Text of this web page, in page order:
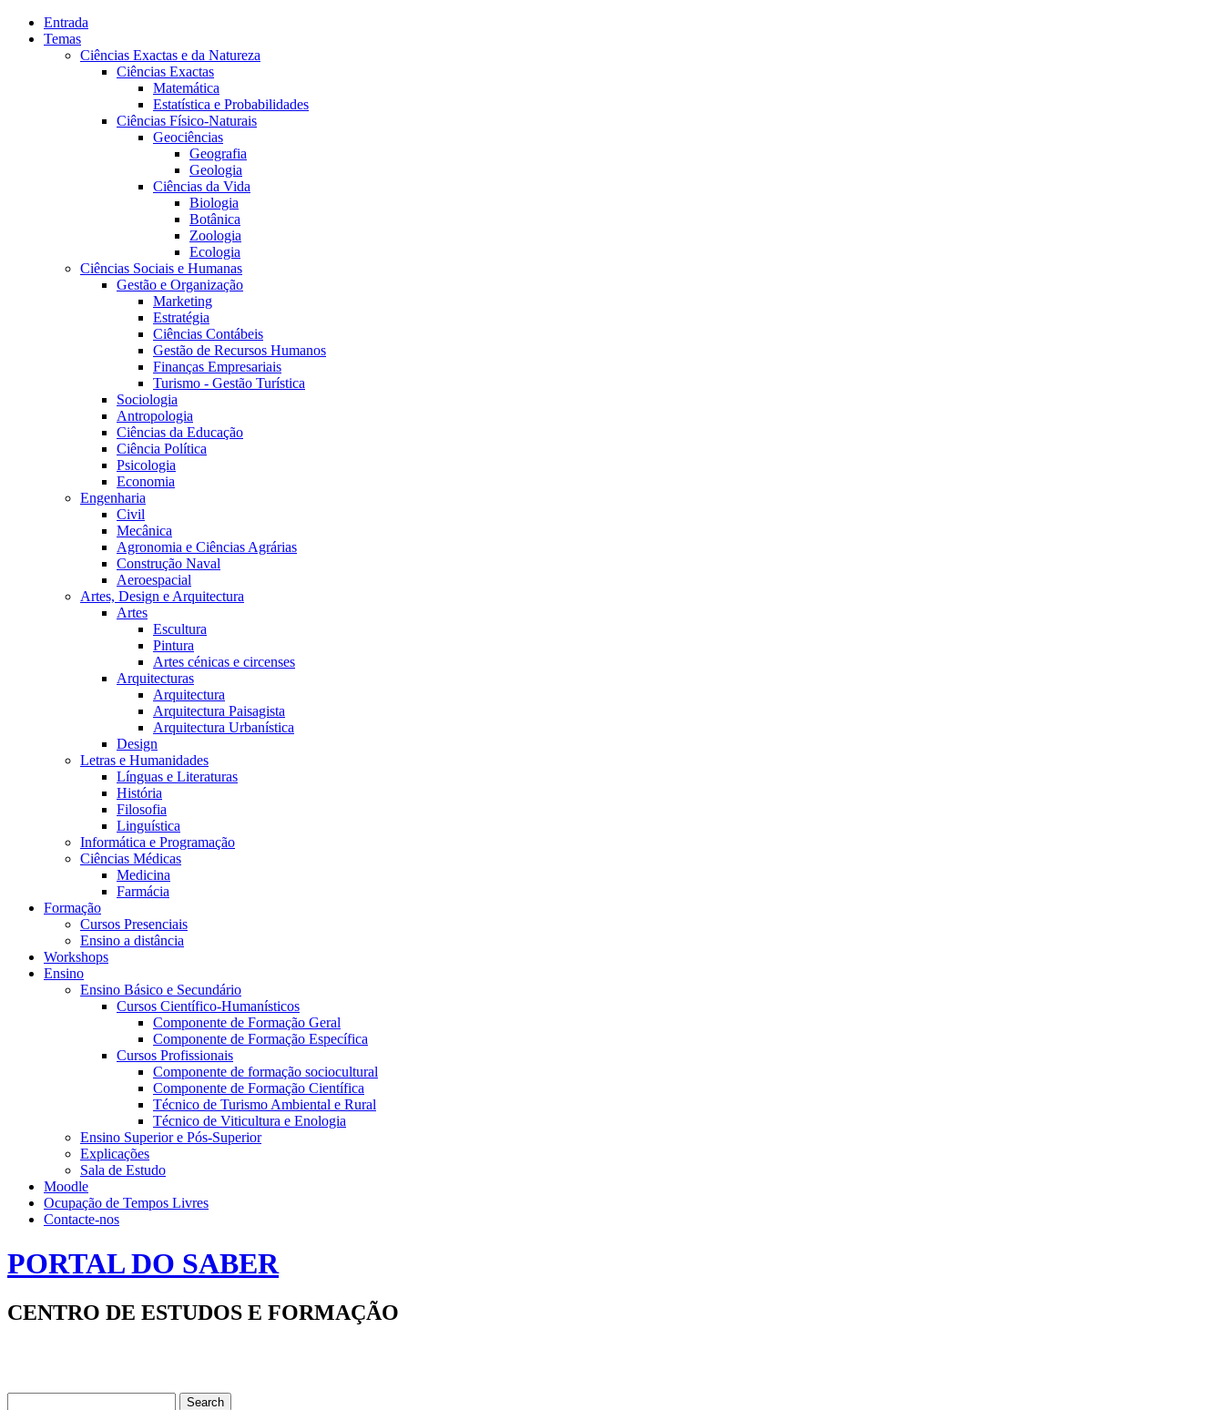
Entrada
Temas
Ciências Exactas e da Natureza
Ciências Exactas
Matemática
Estatística e Probabilidades
Ciências Físico-Naturais
Geociências
Geografia
Geologia
Ciências da Vida
Biologia
Botânica
Zoologia
Ecologia
Ciências Sociais e Humanas
Gestão e Organização
Marketing
Estratégia
Ciências Contábeis
Gestão de Recursos Humanos
Finanças Empresariais
Turismo - Gestão Turística
Sociologia
Antropologia
Ciências da Educação
Ciência Política
Psicologia
Economia
Engenharia
Civil
Mecânica
Agronomia e Ciências Agrárias
Construção Naval
Aeroespacial
Artes, Design e Arquitectura
Artes
Escultura
Pintura
Artes cénicas e circenses
Arquitecturas
Arquitectura
Arquitectura Paisagista
Arquitectura Urbanística
Design
Letras e Humanidades
Línguas e Literaturas
História
Filosofia
Linguística
Informática e Programação
Ciências Médicas
Medicina
Farmácia
Formação
Cursos Presenciais
Ensino a distância
Workshops
Ensino
Ensino Básico e Secundário
Cursos Científico-Humanísticos
Componente de Formação Geral
Componente de Formação Específica
Cursos Profissionais
Componente de formação sociocultural
Componente de Formação Científica
Técnico de Turismo Ambiental e Rural
Técnico de Viticultura e Enologia
Ensino Superior e Pós-Superior
Explicações
Sala de Estudo
Moodle
Ocupação de Tempos Livres
Contacte-nos
PORTAL DO SABER
CENTRO DE ESTUDOS E FORMAÇÃO